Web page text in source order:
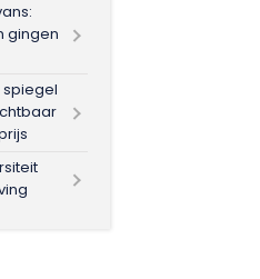
gingen
spiegel